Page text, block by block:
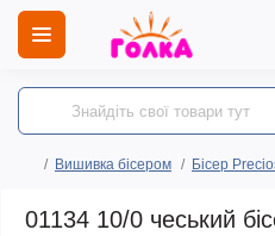
Вишивка бісером Бісер
01134 10/0 чеський